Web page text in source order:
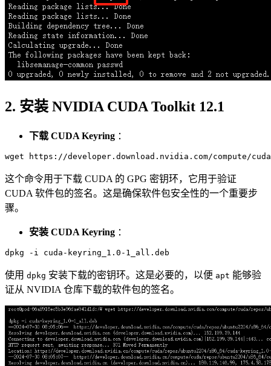
2. 安装 NVIDIA CUDA Toolkit 12.1
下载 CUDA Keyring ：
这个命令用于下载 CUDA 的 GPG 密钥环，它用于验证
CUDA 软件包的签名。这是确保软件包安全性的一个重要步
骤。
安装 CUDA Keyring ：
使用 dpkg 安装下载的密钥环。这是必要的，以便 apt 能够验
证从 NVIDIA 仓库下载的软件包的签名。